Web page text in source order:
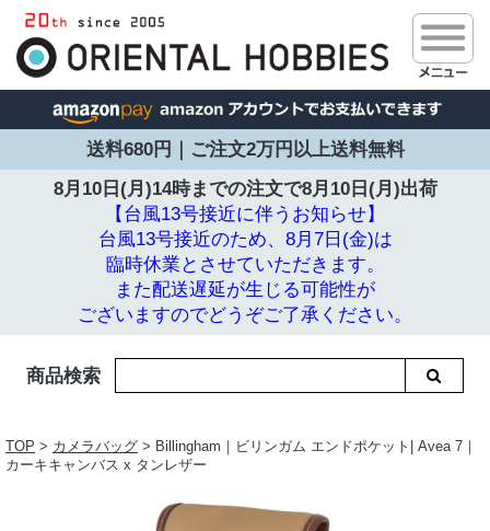
送料680円｜ご注文2万円以上送料無料
8月10日(月)14時までの注文で8月10日(月)出荷
【台風13号接近に伴うお知らせ】
台風13号接近のため、8月7日(金)は
臨時休業とさせていただきます。
また配送遅延が生じる可能性が
ございますのでどうぞご了承ください。
商品検索
TOP > カメラバッグ > Billingham｜ビリンガム エンドポケット| Avea 7｜
カーキキャンバス x タンレザー